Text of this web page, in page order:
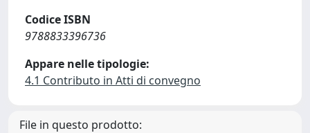
Codice ISBN
9788833396736
Appare nelle tipologie:
4.1 Contributo in Atti di convegno
File in questo prodotto: